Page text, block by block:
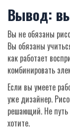
Вывод:
Вы не обязаны
Вы обязаны
как работает
комбинировать
Если вы умеете
уже дизайнер.
решающий. Не путь
хотите.